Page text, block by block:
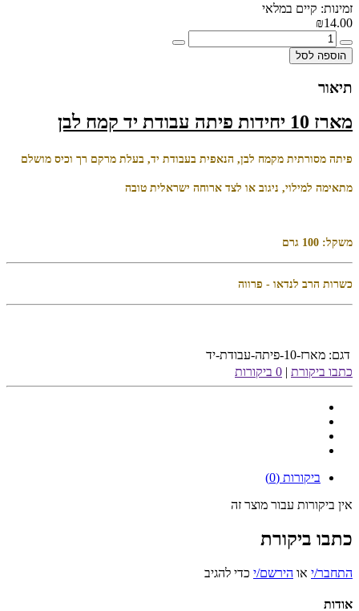
זמינות: קיים במלאי
₪14.00
הוספה לסל
תיאור
מארז 10 יחידות פיתה עבודת יד קמח לבן
פיתה מסורתית מקמח לבן, הנאפית בעבודת יד, בעלת מרקם רך וכיס מושלם
מתאימה למילוי, ניגוב או לצד ארוחה ישראלית טובה
משקל: 100 גרם
כשרות הרב לנדאו - פרווה
דגם: מארז-10-פיתה-עבודת-יד
כתבו ביקורת | 0 ביקורות
ביקורות (0)
אין ביקורות עבור מוצר זה
כתבו ביקורת
התחבר/י או הירשם/י כדי להגיב
אודות